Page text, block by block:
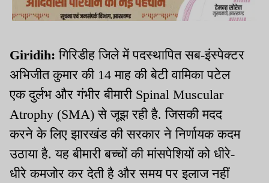
Giridih: गिरिडीह जिले में पदस्थापित सब-इंस्पेक्टर
अभिजीत कुमार की 14 माह की बेटी वामिका पटेल
एक दुर्लभ और गंभीर बीमारी Spinal Muscular
Atrophy (SMA) से जूझ रही है. जिसकी मदद
करने के लिए झारखंड की सरकार ने निर्णायक कदम
उठाया है. यह बीमारी बच्चों की मांसपेशियों को धीरे-
धीरे कमजोर कर देती है और समय पर इलाज नहीं